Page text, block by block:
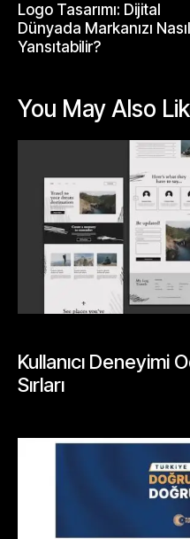
Logo Tasarımı: Dijital
Dünyada Markanızı Nasıl
Yansıtabilir?
You May Also
Kullanıcı Deneyimi
Sırları